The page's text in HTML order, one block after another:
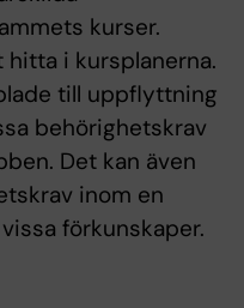
kurser.
i kursplanerna.
till uppflyttning
behörighetskrav
Det kan även
inom en
förkunskaper.